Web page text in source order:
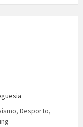
Desporto,